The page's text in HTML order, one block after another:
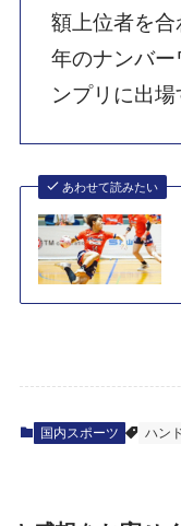
額上位者を
年のナンバ
ンプリに出場
あわせて読みたい
国内スポーツ ハン